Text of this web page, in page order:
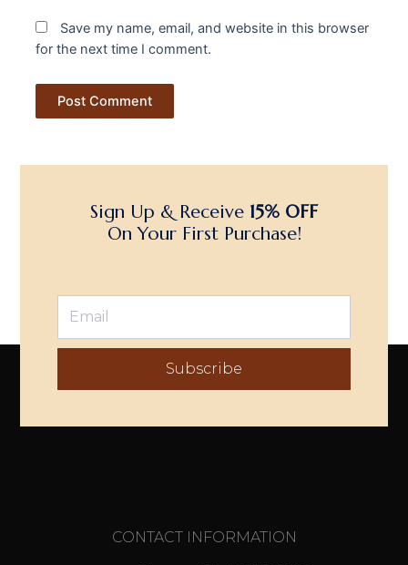
Save my name, email, and website in this browser
for the next time I comment.
Sign Up & Receive 15% OFF
On Your First Purchase!
Subscribe
CONTACT INFORMATION